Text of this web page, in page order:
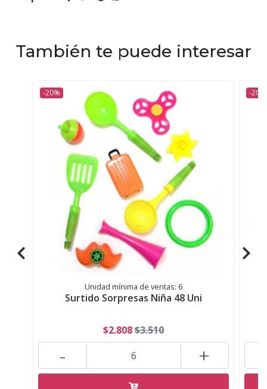
También te puede interesar
-20%
Unidad mínima de ventas: 6
Surtido Sorpresas Niña 48 Uni
$2.808$3.510
+
-
-20%